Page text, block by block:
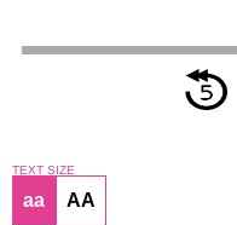
TEXT SIZE
aa AA